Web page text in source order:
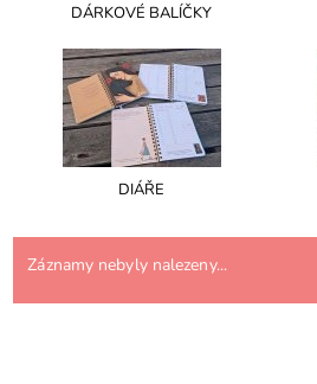
DÁRKOVÉ BALÍČKY
DIÁŘE
Záznamy nebyly nalezeny...